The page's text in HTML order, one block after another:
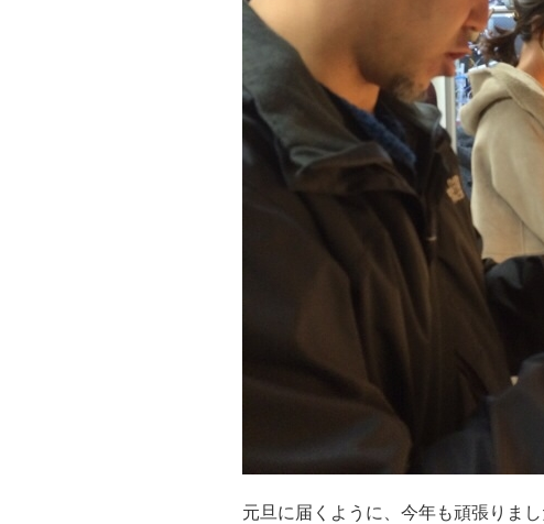
元旦に届くように、今年も頑張りまし